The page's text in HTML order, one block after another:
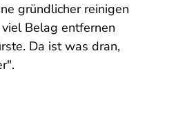
gründlicher reinigen
Belag entfernen
Da ist was dran,